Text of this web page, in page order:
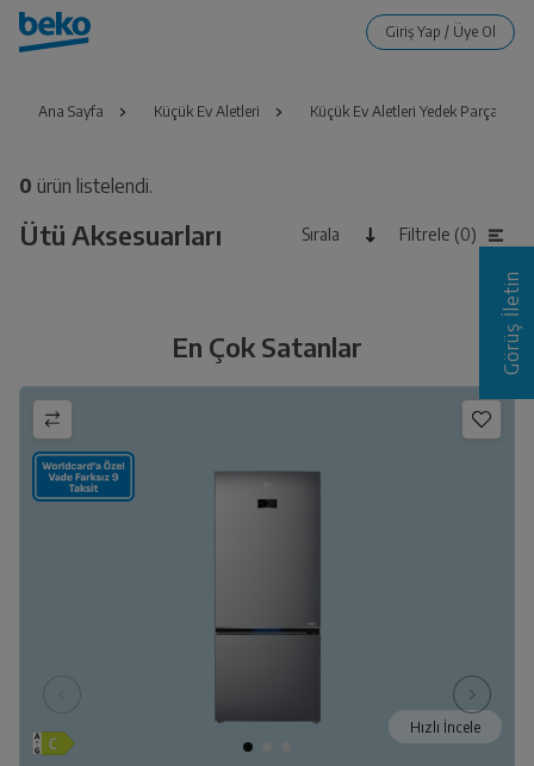
Ana Sayfa Küçük Ev Aletleri Küçük Ev Aletleri Yedek Parça ve
0 ürün listelendi.
Ütü Aksesuarları Sırala Filtrele (0)
En Çok Satanlar
Hızlı İncele
Görüş İletin